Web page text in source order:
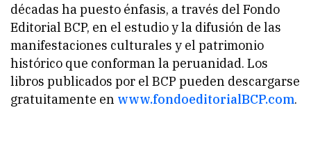
décadas ha puesto énfasis, a través del Fondo
Editorial BCP, en el estudio y la difusión de las
manifestaciones culturales y el patrimonio
histórico que conforman la peruanidad. Los
libros publicados por el BCP pueden descargarse
gratuitamente en www.fondoeditorialBCP.com.